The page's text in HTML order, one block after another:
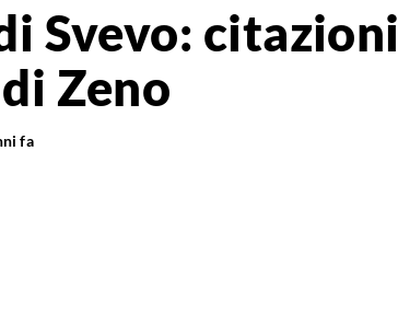
Svevo: citazioni
Zeno
fa